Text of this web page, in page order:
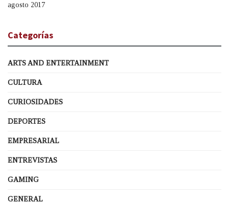
agosto 2017
Categorías
ARTS AND ENTERTAINMENT
CULTURA
CURIOSIDADES
DEPORTES
EMPRESARIAL
ENTREVISTAS
GAMING
GENERAL